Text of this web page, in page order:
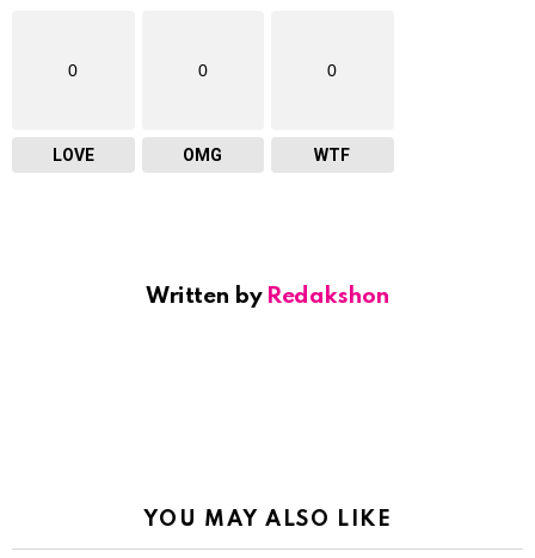
0
LOVE
0
OMG
0
WTF
Written by Redakshon
YOU MAY ALSO LIKE